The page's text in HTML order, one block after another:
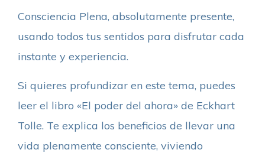
Consciencia Plena, absolutamente presente,
usando todos tus sentidos para disfrutar cada
instante y experiencia.
Si quieres profundizar en este tema, puedes
leer el libro «El poder del ahora» de Eckhart
Tolle. Te explica los beneficios de llevar una
vida plenamente consciente, viviendo